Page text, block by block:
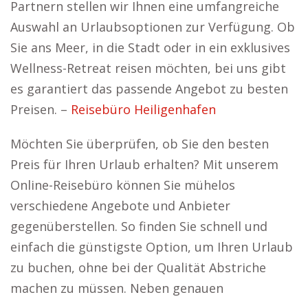
Partnern stellen wir Ihnen eine umfangreiche
Auswahl an Urlaubsoptionen zur Verfügung. Ob
Sie ans Meer, in die Stadt oder in ein exklusives
Wellness-Retreat reisen möchten, bei uns gibt
es garantiert das passende Angebot zu besten
Preisen. – Reisebüro Heiligenhafen
Möchten Sie überprüfen, ob Sie den besten
Preis für Ihren Urlaub erhalten? Mit unserem
Online-Reisebüro können Sie mühelos
verschiedene Angebote und Anbieter
gegenüberstellen. So finden Sie schnell und
einfach die günstigste Option, um Ihren Urlaub
zu buchen, ohne bei der Qualität Abstriche
machen zu müssen. Neben genauen